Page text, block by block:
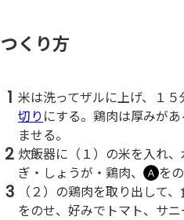
つくり方
1 米は洗ってザルに上げ、１
切り にする。鶏肉は厚みが
ませる。
2 炊飯器に（１）の米を入れ
ぎ・しょうが・鶏肉、
Ａ を
3
（２）の鶏肉を取り出して
をのせ、好みでトマト、サ